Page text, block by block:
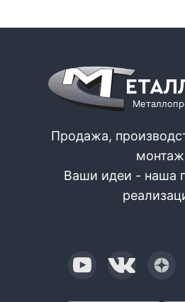
Продажа,
Ваши идеи - наша